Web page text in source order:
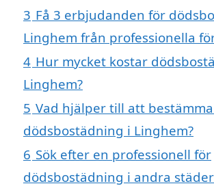
3 Få 3 erbjudanden för
Linghem från professionella
4 Hur mycket kostar
Linghem?
5 Vad hjälper till att
dödsbostädning i Linghem?
6 Sök efter en professionell för
dödsbostädning i andra